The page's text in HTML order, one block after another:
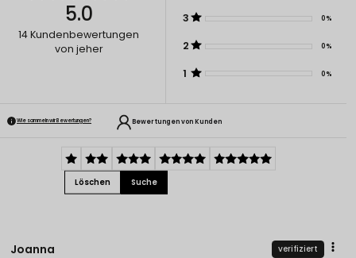
5.0
14Kundenbewertungen
von jeher
3 0%
2 0%
1 0%
Wie sammeln wir Bewertungen? Bewertungen von Kunden
Löschen Suche
Joanna verifiziert